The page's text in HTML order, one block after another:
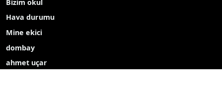
Bizim okul
Hava durumu
Mine ekici
dombay
ahmet uçar